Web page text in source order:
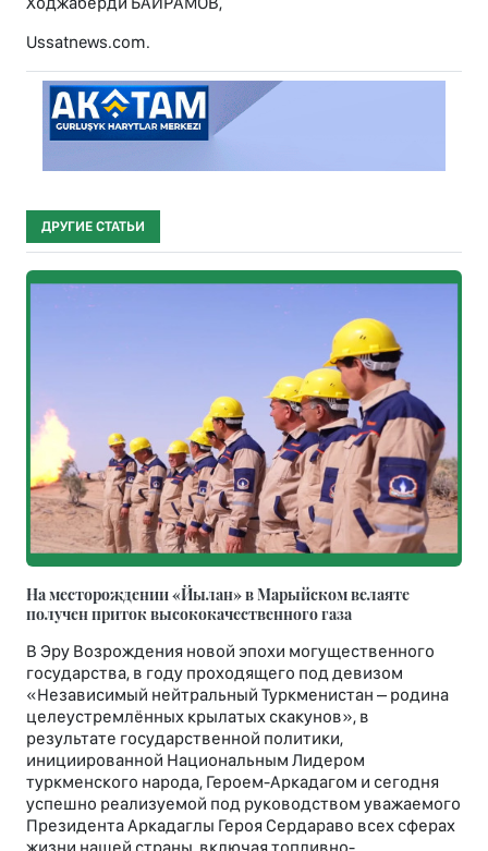
Ussatnews.com.
ДРУГИЕ СТАТЬИ
На месторождении «Йылан» в Марыйском велаяте
получен приток высококачественного газа
В Эру Возрождения новой эпохи могущественного
государства, в году проходящего под девизом
«Независимый нейтральный Туркменистан – родина
целеустремлённых крылатых скакунов», в
результате государственной политики,
инициированной Национальным Лидером
туркменского народа, Героем-Аркадагом и сегодня
успешно реализуемой под руководством уважаемого
Президента Аркадаглы Героя Сердараво всех сферах